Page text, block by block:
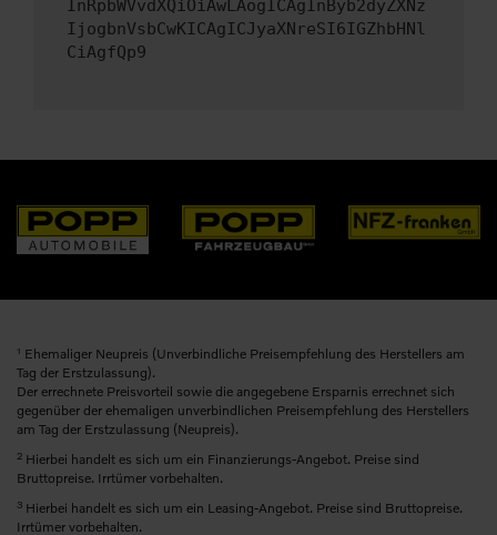
InRpbWVvdXQiOiAwLAogICAgInByb2dyZXNz
IjogbnVsbCwKICAgICJyaXNreSI6IGZhbHNl
CiAgfQp9
1 Ehemaliger Neupreis (Unverbindliche Preisempfehlung des Herstellers am
Tag der Erstzulassung).
Der errechnete Preisvorteil sowie die angegebene Ersparnis errechnet sich
gegenüber der ehemaligen unverbindlichen Preisempfehlung des Herstellers
am Tag der Erstzulassung (Neupreis).
2 Hierbei handelt es sich um ein Finanzierungs-Angebot. Preise sind
Bruttopreise. Irrtümer vorbehalten.
3 Hierbei handelt es sich um ein Leasing-Angebot. Preise sind Bruttopreise.
Irrtümer vorbehalten.